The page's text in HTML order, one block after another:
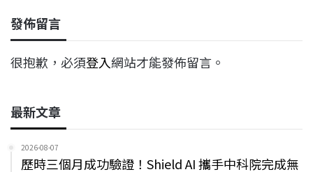
發佈留言
很抱歉，必須登入網站才能發佈留言。
最新文章
2026-08-07
歷時三個月成功驗證！Shield AI 攜手中科院完成無